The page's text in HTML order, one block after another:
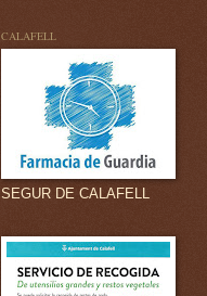
CALAFELL
SEGUR DE CALAFELL